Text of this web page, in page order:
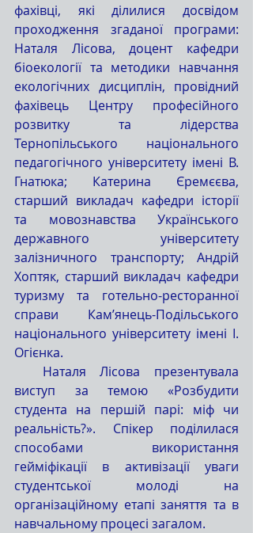
фахівці, які ділилися досвідом
проходження згаданої програми:
Наталя Лісова, доцент кафедри
біоекології та методики навчання
екологічних дисциплін, провідний
фахівець Центру професійного
розвитку та лідерства
Тернопільського національного
педагогічного університету імені В.
Гнатюка; Катерина Єремєєва,
старший викладач кафедри історії
та мовознавства Українського
державного університету
залізничного транспорту; Андрій
Хоптяк, старший викладач кафедри
туризму та готельно-ресторанної
справи Кам’янець-Подільського
національного університету імені І.
Огієнка.
виступ за темою «Розбудити
студента на першій парі: міф чи
реальність?». Спікер поділилася
способами використання
гейміфікації в активізації уваги
студентської молоді на
організаційному етапі заняття та в
навчальному процесі загалом.